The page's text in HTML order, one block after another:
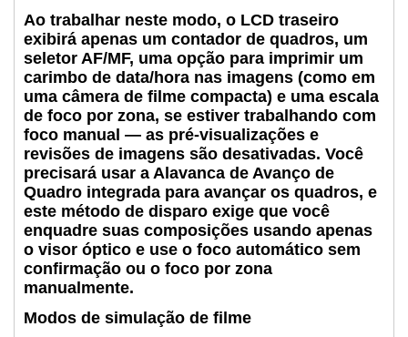
Ao trabalhar neste modo, o LCD traseiro
exibirá apenas um contador de quadros, um
seletor AF/MF, uma opção para imprimir um
carimbo de data/hora nas imagens (como em
uma câmera de filme compacta) e uma escala
de foco por zona, se estiver trabalhando com
foco manual — as pré-visualizações e
revisões de imagens são desativadas. Você
precisará usar a Alavanca de Avanço de
Quadro integrada para avançar os quadros, e
este método de disparo exige que você
enquadre suas composições usando apenas
o visor óptico e use o foco automático sem
confirmação ou o foco por zona
manualmente.
Modos de simulação de filme